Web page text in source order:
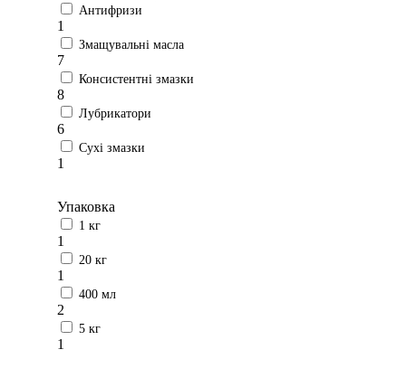
Антифризи
1
Змащувальні масла
7
Консистентні змазки
8
Лубрикатори
6
Сухі змазки
1
Упаковка
1 кг
1
20 кг
1
400 мл
2
5 кг
1